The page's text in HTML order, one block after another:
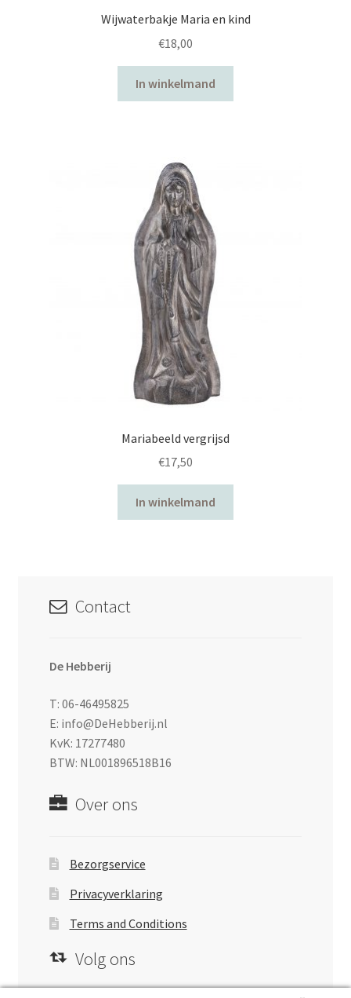
Wijwaterbakje Maria en kind
€18,00
In winkelmand
Mariabeeld vergrijsd
€17,50
In winkelmand
Contact
De Hebberij
T: 06-46495825
E: info@DeHebberij.nl
KvK: 17277480
BTW: NL001896518B16
Over ons
Bezorgservice
Privacyverklaring
Terms and Conditions
Volg ons